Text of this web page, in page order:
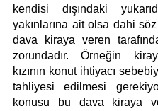
kendisi dışındaki
yakınlarına ait olsa dahi
dava kiraya veren
zorundadır. Örneğin
kızının konut ihtiyacı
tahliyesi edilmesi
konusu bu dava kiraya